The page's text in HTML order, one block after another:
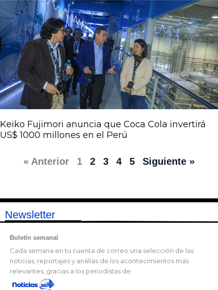
Keiko Fujimori anuncia que Coca Cola invertirá
US$ 1000 millones en el Perú
« Anterior 1 2 3 4 5 Siguiente »
Newsletter
Boletín semanal
Cada semana en tu cuenta de correo una selección de las
noticias, reportajes y análisis de los acontecimientos más
relevantes, gracias a los periodistas de